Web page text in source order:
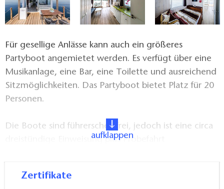
Für gesellige Anlässe kann auch ein größeres
Partyboot angemietet werden. Es verfügt über eine
Musikanlage, eine Bar, eine Toilette und ausreichend
Sitzmöglichkeiten. Das Partyboot bietet Platz für 20
Personen.
Die Boote sind führerscheinfrei, jedoch ist eine circa
dreistündige Einweisung plus Probefahrt
Wasserkarten und Tourentipps. Die Mietdauer
aufklappen
Zertifikate